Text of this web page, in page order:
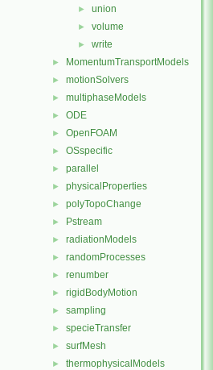
► union
► volume
► write
► MomentumTransportModels
► motionSolvers
► multiphaseModels
► ODE
► OpenFOAM
► OSspecific
► parallel
► physicalProperties
► polyTopoChange
► Pstream
► radiationModels
► randomProcesses
► renumber
► rigidBodyMotion
► sampling
► specieTransfer
► surfMesh
► thermophysicalModels